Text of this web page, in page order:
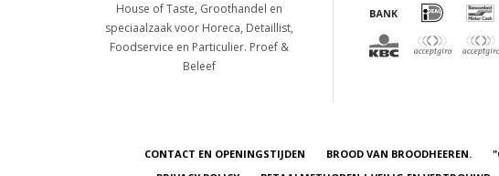
House of Taste, Groothandel en
speciaalzaak voor Horeca, Detaillist,
Foodservice en Particulier. Proef &
Beleef
CONTACT EN OPENINGSTIJDEN BROOD VAN BROODHEEREN.